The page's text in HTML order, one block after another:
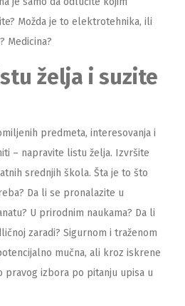
Možda je to elektrotehnika, ili
Medicina?
želja i suzite
predmeta, interesovanja i
– napravite listu želja. Izvršite
srednjih škola. Šta je to što
Da li se pronalazite u
U prirodnim naukama? Da li
zaradi? Sigurnom i traženom
mučna, ali kroz iskrene
pravog izbora po pitanju upisa u